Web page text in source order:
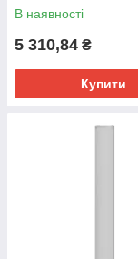
В наявності
5 310,84 ₴
Купити